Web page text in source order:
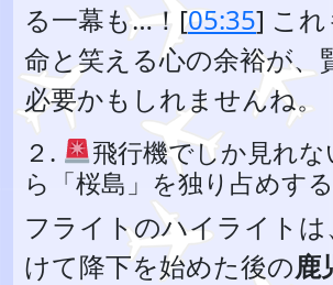
る一幕も…！[05:35] これ
命と笑える心の余裕が、
必要かもしれませんね。
２.
飛行機でしか見れ
ら「桜島」を独り占めす
フライトのハイライトは
けて降下を始めた後の鹿